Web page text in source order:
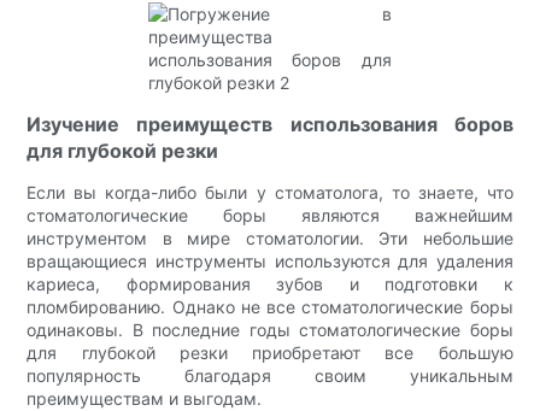
Изучение преимуществ использования боров
для глубокой резки
Если вы когда-либо были у стоматолога, то знаете, что
стоматологические боры являются важнейшим
инструментом в мире стоматологии. Эти небольшие
вращающиеся инструменты используются для удаления
кариеса, формирования зубов и подготовки к
пломбированию. Однако не все стоматологические боры
одинаковы. В последние годы стоматологические боры
для глубокой резки приобретают все большую
популярность благодаря своим уникальным
преимуществам и выгодам.